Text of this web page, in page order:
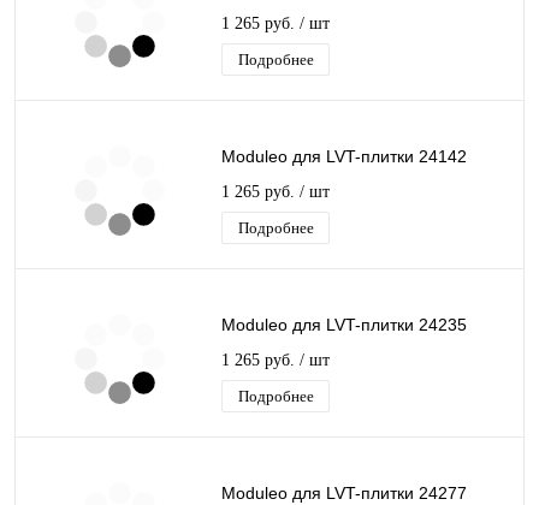
1 265 руб. / шт
Подробнее
Moduleo для LVT-плитки 24142
1 265 руб. / шт
Подробнее
Moduleo для LVT-плитки 24235
1 265 руб. / шт
Подробнее
Moduleo для LVT-плитки 24277